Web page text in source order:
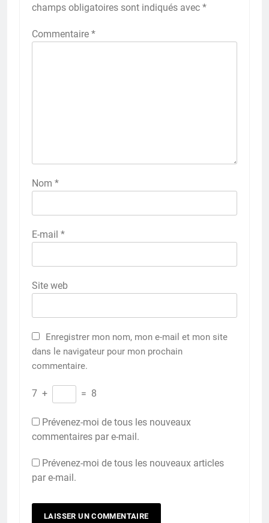
champs obligatoires sont indiqués avec *
Commentaire *
Nom *
E-mail *
Site web
Enregistrer mon nom, mon e-mail et mon site
dans le navigateur pour mon prochain
commentaire.
7 + = 8
Prévenez-moi de tous les nouveaux
commentaires par e-mail.
Prévenez-moi de tous les nouveaux articles
par e-mail.